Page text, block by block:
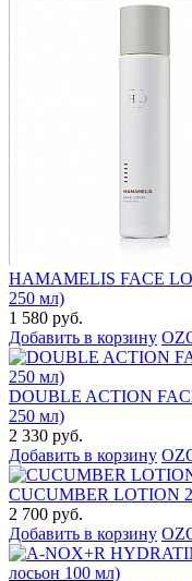
HAMAMELIS FACE
250 мл)
1 580 руб.
Добавить в корзину
DOUBLE ACTION
250 мл)
2 330 руб.
Добавить в корзину
CUCUMBER LOTION
2 700 руб.
Добавить в корзину